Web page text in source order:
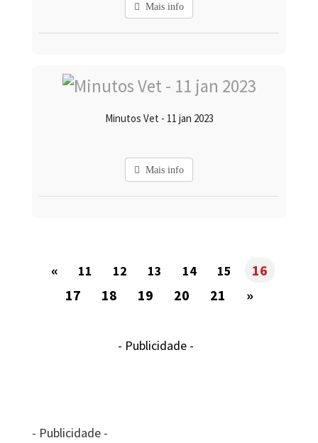
Mais info
Minutos Vet - 11 jan 2023
Mais info
« 11 12 13 14 15
16
17
18 19 20 21 »
- Publicidade -
- Publicidade -